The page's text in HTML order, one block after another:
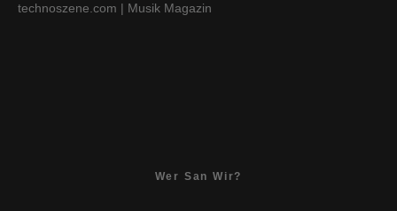
technoszene.com | Musik Magazin
Wer San Wir?